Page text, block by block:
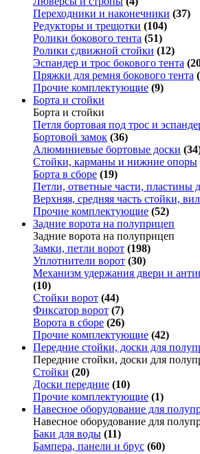
Переходники и наконечники (37)
Редукторы и трещотки (104)
Ролики бокового тента (51)
Ролики сдвижной стойки (12)
Эспандер и трос бокового тента
Пряжки для ремня бокового тента
Прочие комплектующие (9)
Борта и стойки
Борта и стойки
Петля бортовая под трос и
Бортовой замок (36)
Алюминиевые бортовые доски
Стойки, карманы и нижние опоры
Борта в сборе (19)
Петли, ответные части, пластины
Верхняя, средняя часть стойки,
Прочие комплектующие (52)
Задние ворота на полуприцеп
Задние ворота на полуприцеп
Замки, петли ворот (198)
Уплотнители ворот (30)
Механизм удержания двери и
(10)
Стойки ворот (44)
Фиксатор ворот (7)
Ворота в сборе (26)
Прочие комплектующие (42)
Передние стойки, доски для
Передние стойки, доски для
Стойки (20)
Доски передние (10)
Прочие комплектующие (1)
Навесное оборудование для
Навесное оборудование для
Баки для воды (11)
Бампера, панели и брус (60)